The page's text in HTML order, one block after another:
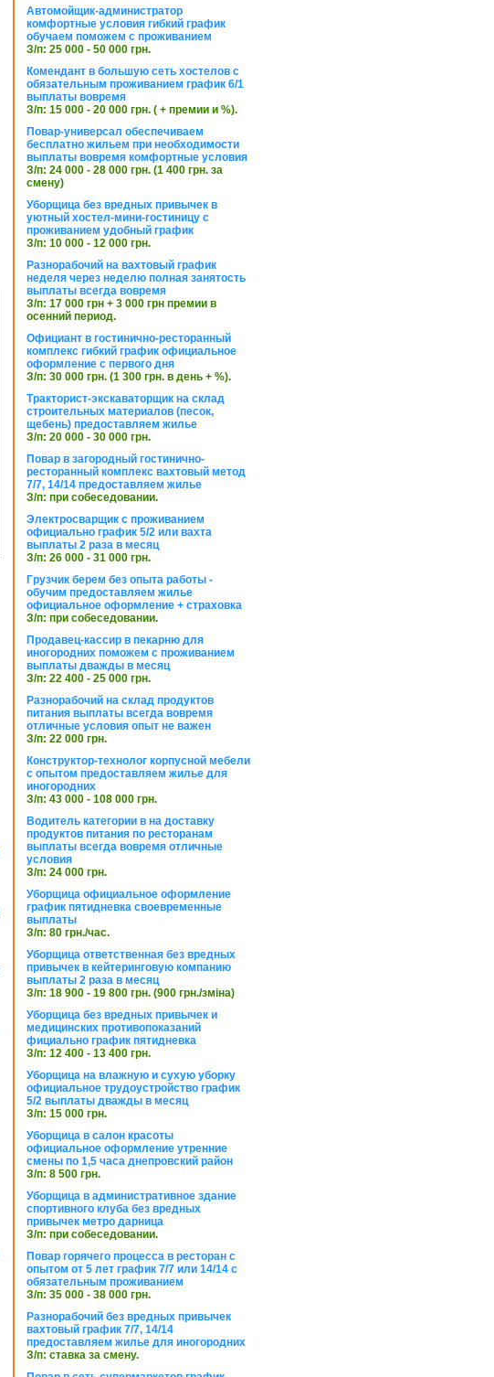
Автомойщик-администратор
комфортные условия гибкий график
обучаем поможем с проживанием
З/п: 25 000 - 50 000 грн.
Комендант в большую сеть хостелов с
обязательным проживанием график 6/1
выплаты вовремя
З/п: 15 000 - 20 000 грн. ( + премии и %).
Повар-универсал обеспечиваем
бесплатно жильем при необходимости
выплаты вовремя комфортные условия
З/п: 24 000 - 28 000 грн. (1 400 грн. за
смену)
Уборщица без вредных привычек в
уютный хостел-мини-гостиницу с
проживанием удобный график
З/п: 10 000 - 12 000 грн.
Разнорабочий на вахтовый график
неделя через неделю полная занятость
выплаты всегда вовремя
З/п: 17 000 грн + 3 000 грн премии в
осенний период.
Официант в гостинично-ресторанный
комплекс гибкий график официальное
оформление с первого дня
З/п: 30 000 грн. (1 300 грн. в день + %).
Тракторист-экскаваторщик на склад
строительных материалов (песок,
щебень) предоставляем жилье
З/п: 20 000 - 30 000 грн.
Повар в загородный гостинично-
ресторанный комплекс вахтовый метод
7/7, 14/14 предоставляем жилье
З/п: при собеседовании.
Электросварщик с проживанием
официально график 5/2 или вахта
выплаты 2 раза в месяц
З/п: 26 000 - 31 000 грн.
Грузчик берем без опыта работы -
обучим предоставляем жилье
официальное оформление + страховка
З/п: при собеседовании.
Продавец-кассир в пекарню для
иногородних поможем с проживанием
выплаты дважды в месяц
З/п: 22 400 - 25 000 грн.
Разнорабочий на склад продуктов
питания выплаты всегда вовремя
отличные условия опыт не важен
З/п: 22 000 грн.
Конструктор-технолог корпусной мебели
с опытом предоставляем жилье для
иногородних
З/п: 43 000 - 108 000 грн.
Водитель категории в на доставку
продуктов питания по ресторанам
выплаты всегда вовремя отличные
условия
З/п: 24 000 грн.
Уборщица официальное оформление
график пятидневка своевременные
выплаты
З/п: 80 грн./час.
Уборщица ответственная без вредных
привычек в кейтеринговую компанию
выплаты 2 раза в месяц
З/п: 18 900 - 19 800 грн. (900 грн./зміна)
Уборщица без вредных привычек и
медицинских противопоказаний
фициально график пятидневка
З/п: 12 400 - 13 400 грн.
Уборщица на влажную и сухую уборку
официальное трудоустройство график
5/2 выплаты дважды в месяц
З/п: 15 000 грн.
Уборщица в салон красоты
официальное оформление утренние
смены по 1,5 часа днепровский район
З/п: 8 500 грн.
Уборщица в административное здание
спортивного клуба без вредных
привычек метро дарница
З/п: при собеседовании.
Повар горячего процесса в ресторан с
опытом от 5 лет график 7/7 или 14/14 с
обязательным проживанием
З/п: 35 000 - 38 000 грн.
Разнорабочий без вредных привычек
вахтовый график 7/7, 14/14
предоставляем жилье для иногородних
З/п: ставка за смену.